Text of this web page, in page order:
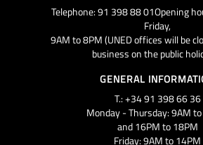
Telephone: 91 398 88 01Opening
Friday,
9AM to 8PM (UNED offices will be
business on the public
GENERAL
T.: +34 91 398 66 36
Monday - Thursday: 9AM
and 16PM to 18PM
Friday: 9AM to 14PM